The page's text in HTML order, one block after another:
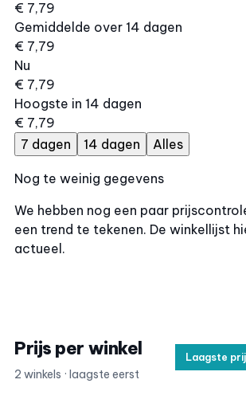
€ 7,79
Gemiddelde over 14 dagen
€ 7,79
Nu
€ 7,79
Hoogste in 14 dagen
€ 7,79
7 dagen
14 dagen Alles
Nog te weinig gegevens
We hebben nog een paar
een trend te tekenen. De winkellijst
actueel.
Prijs per winkel
2 winkels · laagste eerst
Laagste